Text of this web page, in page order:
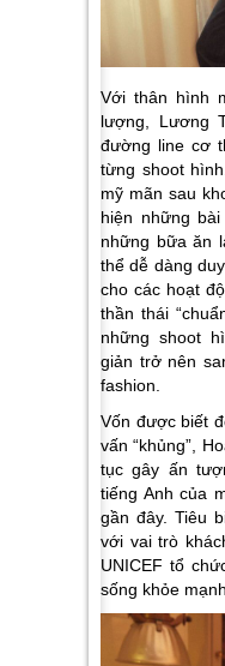
Với thân hình
lượng, Lương
đường line cơ
từng shoot
mỹ mãn sau
hiện những
những bữa ăn
thể dễ dàng
cho các hoạt
thần thái
những shoot
giản trở nên
fashion.
Vốn được biết
vấn “khủng”,
tục gây ấn
tiếng Anh của
gần đây. Tiêu
với vai trò
UNICEF tổ
sống khỏe